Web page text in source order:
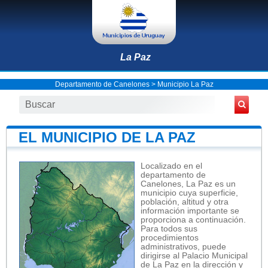
La Paz
Departamento de Canelones> Municipio La Paz
EL MUNICIPIO DE LA PAZ
Localizado en el
departamento de
Canelones, La Paz es un
municipio cuya superficie,
población, altitud y otra
información importante se
proporciona a continuación.
Para todos sus
procedimientos
administrativos, puede
dirigirse al Palacio Municipal
de La Paz en la dirección y